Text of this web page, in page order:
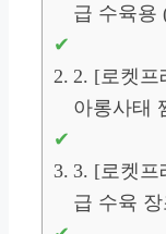
급 수육용
2. [로켓프
아롱사태
3. [로켓프
급 수육